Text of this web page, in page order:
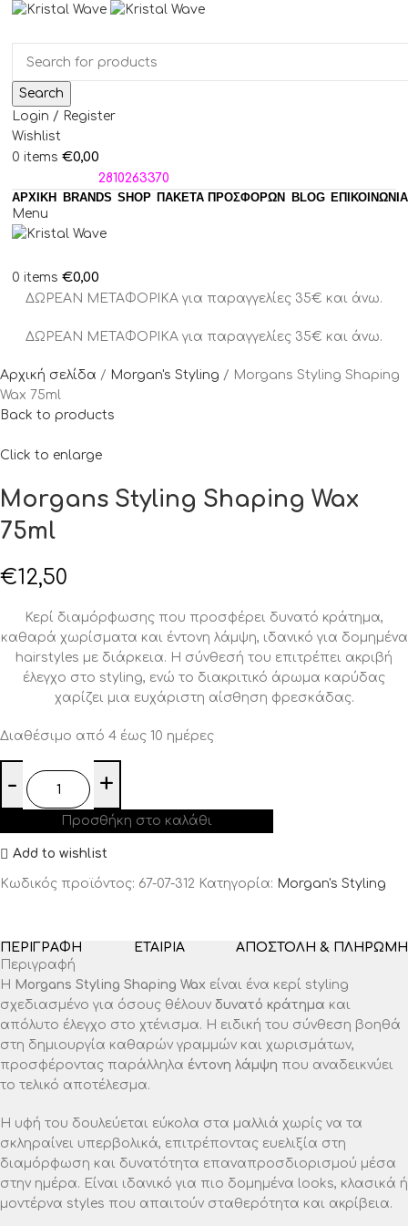
Search
Login / Register
Wishlist
0 items €0,00
2810263370
ΑΡΧΙΚΗ
BRANDS SHOP ΠΑΚΈΤΑ ΠΡΟΣΦΟΡΏΝ BLOG ΕΠΙΚΟΙΝΩΝΙΑ
Menu
0 items €0,00
ΔΩΡΕΑΝ ΜΕΤΑΦΟΡΙΚΑ για παραγγελίες 35€ και άνω.
ΔΩΡΕΑΝ ΜΕΤΑΦΟΡΙΚΑ για παραγγελίες 35€ και άνω.
Αρχική σελίδα Morgan's Styling
Morgans Styling Shaping
Wax 75ml
Back to products
Click to enlarge
Morgans Styling Shaping Wax
75ml
€12,50
Κερί διαμόρφωσης που προσφέρει δυνατό κράτημα,
καθαρά χωρίσματα και έντονη λάμψη, ιδανικό για δομημένα
hairstyles με διάρκεια. Η σύνθεσή του επιτρέπει ακριβή
έλεγχο στο styling, ενώ το διακριτικό άρωμα καρύδας
χαρίζει μια ευχάριστη αίσθηση φρεσκάδας.
Διαθέσιμο από 4 έως 10 ημέρες
Προσθήκη στο καλάθι
Add to wishlist
Κωδικός προϊόντος: 67-07-312 Κατηγορία: Morgan's Styling
ΠΕΡΙΓΡΑΦΉ ΕΤΑΙΡΊΑ
ΑΠΟΣΤΟΛΉ & ΠΛΗΡΩΜΉ
Περιγραφή
Η Morgans Styling Shaping Wax είναι ένα κερί styling
σχεδιασμένο για όσους θέλουν δυνατό κράτημα και
απόλυτο έλεγχο στο χτένισμα. Η ειδική του σύνθεση βοηθά
στη δημιουργία καθαρών γραμμών και χωρισμάτων,
προσφέροντας παράλληλα έντονη λάμψη που αναδεικνύει
το τελικό αποτέλεσμα.
Η υφή του δουλεύεται εύκολα στα μαλλιά χωρίς να τα
σκληραίνει υπερβολικά, επιτρέποντας ευελιξία στη
διαμόρφωση και δυνατότητα επαναπροσδιορισμού μέσα
στην ημέρα. Είναι ιδανικό για πιο δομημένα looks, κλασικά ή
μοντέρνα styles που απαιτούν σταθερότητα και ακρίβεια.